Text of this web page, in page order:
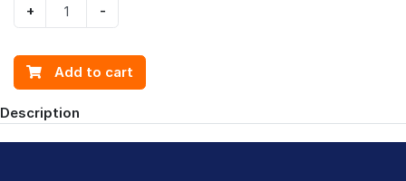
+ -
Add to cart
Description